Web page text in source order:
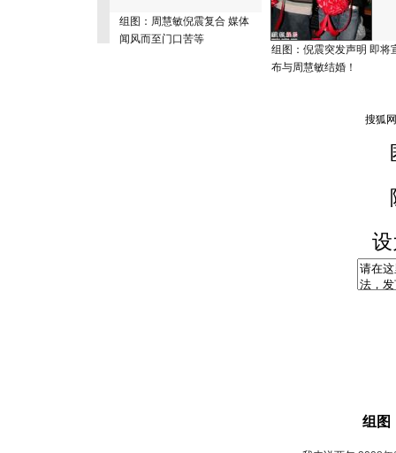
组图：周慧敏倪震复合 媒体
闻风而至门口苦等
组图：倪震突发声明 即将
布与周慧敏结婚！
组图